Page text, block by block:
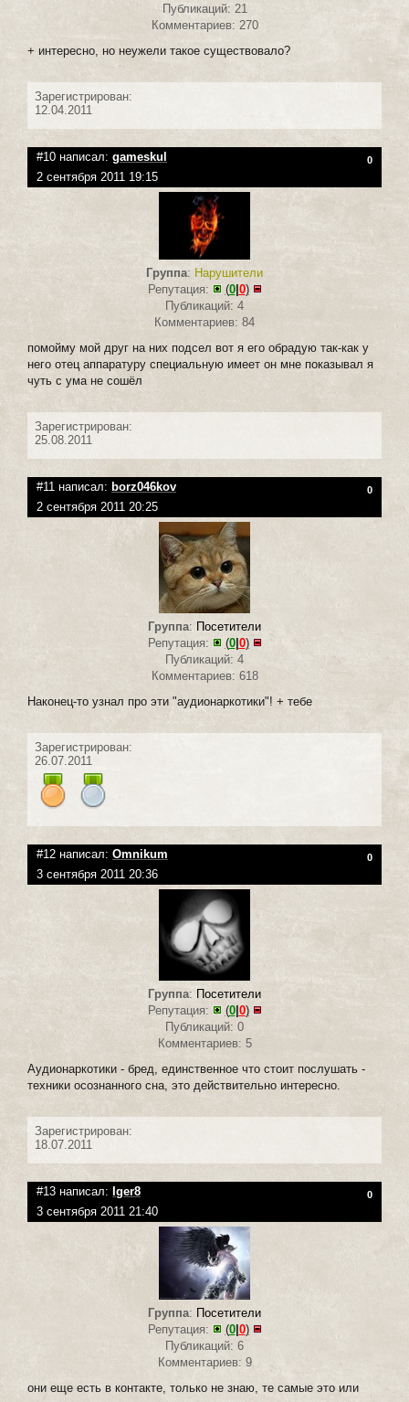
Публикаций: 21
Комментариев: 270
+ интересно, но неужели такое существовало?
Зарегистрирован:
12.04.2011
#10 написал: gameskul 0
2 сентября 2011 19:15
Группа: Нарушители
Репутация:
(0| 0)
Публикаций: 4
Комментариев: 84
помойму мой друг на них подсел вот я его обрадую так-как у
него отец аппаратуру специальную имеет он мне показывал я
чуть с ума не сошёл
Зарегистрирован:
25.08.2011
#11 написал: borz046kov 0
2 сентября 2011 20:25
Группа: Посетители
Репутация:
(0| 0)
Публикаций: 4
Комментариев: 618
Наконец-то узнал про эти "аудионаркотики"! + тебе
Зарегистрирован:
26.07.2011
#12 написал: Omnikum 0
3 сентября 2011 20:36
Группа: Посетители
Репутация:
(0| 0)
Публикаций: 0
Комментариев: 5
Аудионаркотики - бред, единственное что стоит послушать -
техники осознанного сна, это действительно интересно.
Зарегистрирован:
18.07.2011
#13 написал: Iger8 0
3 сентября 2011 21:40
Группа: Посетители
Репутация:
(0| 0)
Публикаций: 6
Комментариев: 9
они еще есть в контакте, только не знаю, те самые это или